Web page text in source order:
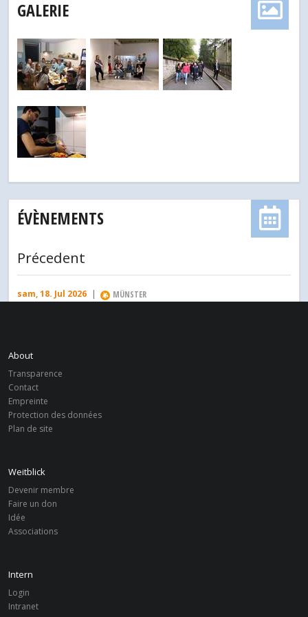
GALERIE
ÉVÈNEMENTS
Précedent
sam, 18. Jul 2026 | MÜNSTER
Jahreshauptversammlung 2026
dim, 10. Mai 2026
Weitblick Poetry Slam NEUE WÄNDE Festival
ACTUALITÉS
News
About
Transparence
Contact
Empreinte
Protection des données
Plan de site
Weitblick
Devenir membre
Faire un don
Idée
Associations
Intern
Login
Intranet